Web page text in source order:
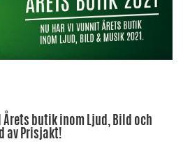
butik inom Ljud, Bild och
av Prisjakt!